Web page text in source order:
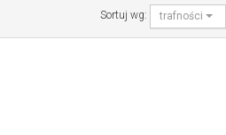
Sortuj wg: trafności